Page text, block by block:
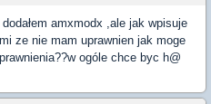
amxmodx ,ale jak wpisuje
ze nie mam uprawnien jak moge
ogóle chce byc h@